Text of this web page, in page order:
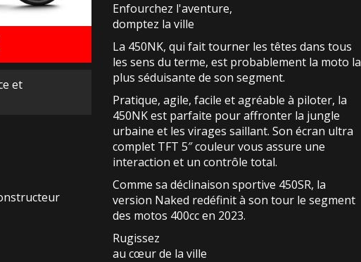
et
Enfourchez l'aventure,
domptez la ville
La 450NK, qui fait tourner les têtes dans tous
les sens du terme, est probablement la moto la
plus séduisante de son segment.
Pratique, agile, facile et agréable à piloter, la
450NK est parfaite pour affronter la jungle
urbaine et les virages saillant. Son écran ultra
complet TFT 5″ couleur vous assure une
interaction et un contrôle total.
Comme sa déclinaison sportive 450SR, la
version Naked redéfinit à son tour le segment
des motos 400cc en 2023.
Rugissez
au cœur de la ville